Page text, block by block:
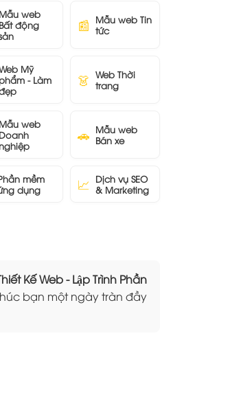
Mẫu web
Bất động
📰
Mẫu web Tin
tức
Mỹ
- Làm
👗 Web Thời
trang
Mẫu web
Doanh
🚗 Mẫu web
Bán xe
mềm
dụng
📈
Dịch vụ SEO
& Marketing
Kế Web - Lập Trình Phần
bạn một ngày tràn đầy